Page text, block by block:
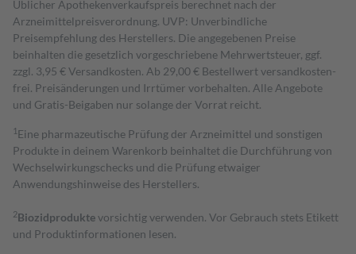
Üblicher Apothekenverkaufspreis berechnet nach der
Arzneimittelpreisverordnung. UVP: Unverbindliche
Preisempfehlung des Herstellers. Die angegebenen Preise
beinhalten die gesetzlich vorgeschriebene Mehrwertsteuer, ggf.
zzgl. 3,95 € Versandkosten. Ab 29,00 € Bestell­wert versand­kosten­
frei. Preisänderungen und Irrtümer vorbehalten. Alle Angebote
und Gratis-Beigaben nur solange der Vorrat reicht.
1 Eine pharmazeutische Prüfung der Arzneimittel und sonstigen
Produkte in deinem Warenkorb beinhaltet die Durchführung von
Wechselwirkungschecks und die Prüfung etwaiger
Anwendungshinweise des Herstellers.
2Biozidproduktevorsichtig verwenden. Vor Gebrauch stets Etikett
und Produktinformationen lesen.